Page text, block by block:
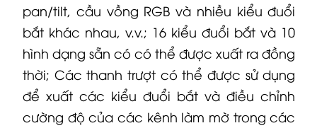
pan/tilt, cầu vồng RGB và nhiều kiểu đuổi
bắt khác nhau, v.v.; 16 kiểu đuổi bắt và 10
hình dạng sẵn có có thể được xuất ra đồng
thời; Các thanh trượt có thể được sử dụng
để xuất các kiểu đuổi bắt và điều chỉnh
cường độ của các kênh làm mờ trong các